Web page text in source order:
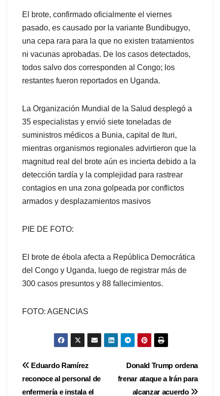
El brote, confirmado oficialmente el viernes
pasado, es causado por la variante Bundibugyo,
una cepa rara para la que no existen tratamientos
ni vacunas aprobadas. De los casos detectados,
todos salvo dos corresponden al Congo; los
restantes fueron reportados en Uganda.
La Organización Mundial de la Salud desplegó a
35 especialistas y envió siete toneladas de
suministros médicos a Bunia, capital de Ituri,
mientras organismos regionales advirtieron que la
magnitud real del brote aún es incierta debido a la
detección tardía y la complejidad para rastrear
contagios en una zona golpeada por conflictos
armados y desplazamientos masivos
PIE DE FOTO:
El brote de ébola afecta a República Democrática
del Congo y Uganda, luego de registrar más de
300 casos presuntos y 88 fallecimientos.
FOTO: AGENCIAS
Navegación
de
Donald Trump ordena
frenar ataque a Irán para
alcanzar acuerdo
Eduardo Ramírez
reconoce al personal de
enfermería e instala el